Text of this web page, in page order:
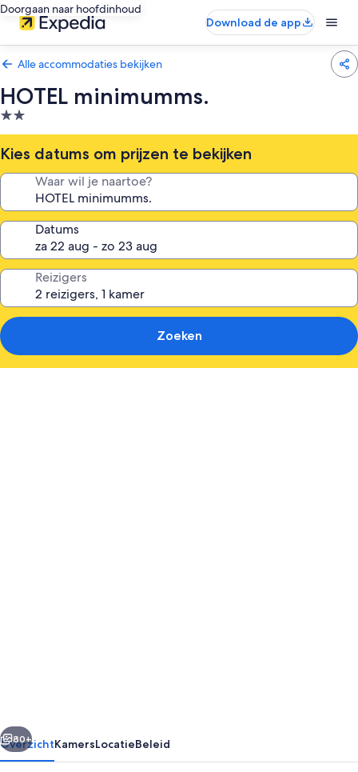
Doorgaan naar hoofdinhoud
Download de app
Alle accommodaties bekijken
HOTEL minimumms.
2.0-
sterrenaccommodatie
Kies datums om prijzen te bekijken
Waar wil je naartoe?
Datums
Reizigers
Zoeken
Volgende
80+
OverzichtKamersLocatieBeleid